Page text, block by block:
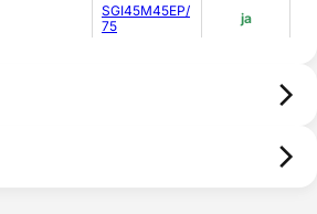
SGI45M45EP/
75
ja